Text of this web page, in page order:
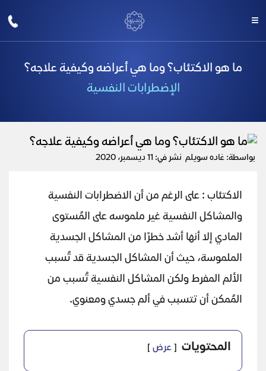
ما هو الاكتئاب؟ وما هي أعراضه وكيفية علاجه؟
الإضطرابات النفسية
بواسطة: غاده سويلم نشر في: 11 ديسمبر، 2020
الاكتئاب : على الرغم من أن الاضطرابات النفسية
والمشاكل النفسية غير ملموسه على المُستوى
المادي إلا أنها أشد خطرًا من المشاكل الجسدية
الملموسة، حيث أن المشاكل الجسدية قد تُسبب
الألم المفرط ولكن المشاكل النفسية تُسبب من
المُمكن أن تتسبب في ألم جسدي ومعنوي.
المحتويات عرض